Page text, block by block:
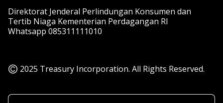
Direktorat Jenderal Perlindungan Konsumen dan
Tertib Niaga Kementerian Perdagangan RI
Whatsapp 085311111010
2025 Treasury Incorporation. All Rights Reserved.